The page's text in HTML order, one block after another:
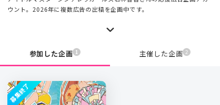
ウント。2026年に複数広告の出稿を企画中です。
参加した企画 1 主催した企画 2
募集終了